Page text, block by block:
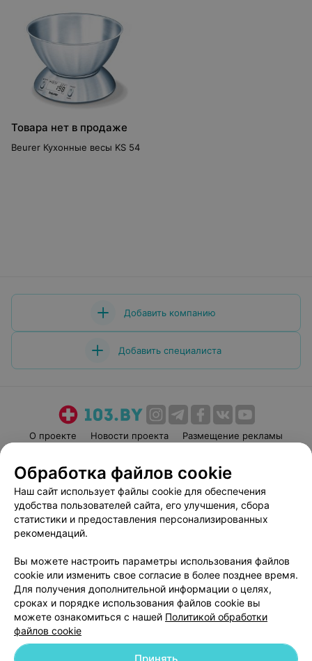
Товара нет в продаже
Beurer Кухонные весы KS 54
Добавить компанию
Добавить специалиста
О проекте Новости проекта
Размещение рекламы
Пользовательское соглашение
Способы оплаты
Вакансии
Партнеры
Написать руководителю 103.by
Обработка персональных данных
Обработка файлов cookie
Наш сайт использует файлы cookie для обеспечения
удобства пользователей сайта, его улучшения, сбора
статистики и предоставления персонализированных
рекомендаций.
Вы можете настроить параметры использования файлов
cookie или изменить свое согласие в более позднее время.
Для получения дополнительной информации о целях,
сроках и порядке использования файлов cookie вы
можете ознакомиться с нашей Политикой обработки
файлов cookie